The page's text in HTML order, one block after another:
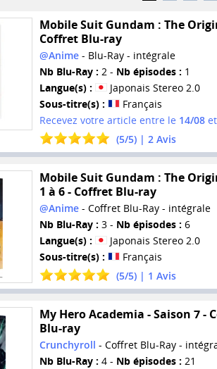
Mobile Suit Gundam : The
Coffret Blu-ray
@Anime- Blu-Ray - intégrale
Nb Blu-Ray : 2 - Nb épisodes : 1
Langue(s) :
Japonais Stereo 2.0
Sous-titre(s) :
Français
Recevez votre article entre le 14/08
(5/5) | 2Avis
Mobile Suit Gundam : The
1 à 6 - Coffret Blu-ray
@Anime- Coffret Blu-Ray - intégrale
Nb Blu-Ray : 3 - Nb épisodes : 6
Langue(s) :
Japonais Stereo 2.0
Sous-titre(s) :
Français
(5/5) | 1 Avis
My Hero Academia - Saison 7 -
Blu-ray
Crunchyroll - Coffret Blu-Ray -
Nb Blu-Ray : 4 - Nb épisodes : 21